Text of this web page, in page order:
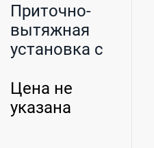
Приточно-
вытяжная
установка с
для ве...
Цена не
указана